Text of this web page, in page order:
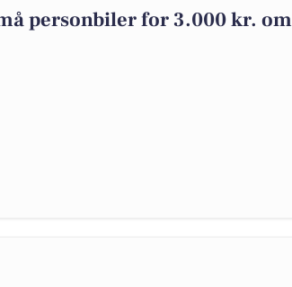
personbiler for 3.000 kr. om